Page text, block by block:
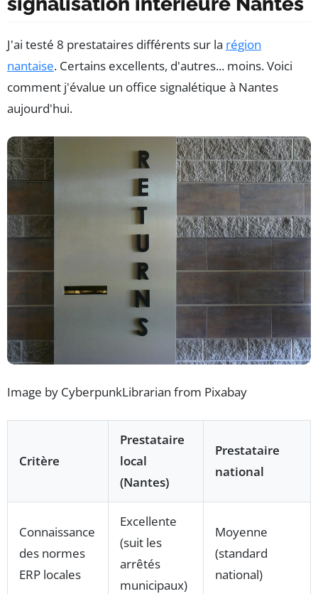
J'ai testé 8 prestataires différents sur la région
nantaise. Certains excellents, d'autres... moins. Voici
comment j'évalue un office signalétique à Nantes
aujourd'hui.
Image by CyberpunkLibrarian from Pixabay
Critère
Prestataire
local
(Nantes)
Prestataire
national
Connaissance
des normes
ERP locales
Excellente
(suit les
arrêtés
municipaux)
Moyenne
(standard
national)